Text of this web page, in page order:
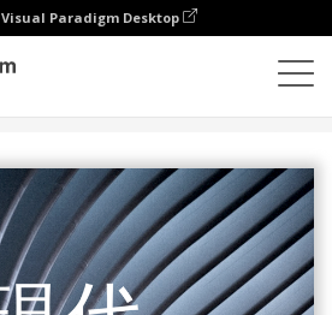
Visual Paradigm Desktop